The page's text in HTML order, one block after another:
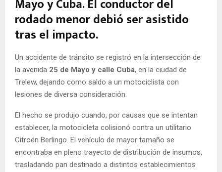
Mayo y Cuba. El conductor del
rodado menor debió ser asistido
tras el impacto.
Un accidente de tránsito se registró en la intersección de
la avenida 25 de Mayo y calle Cuba, en la ciudad de
Trelew, dejando como saldo a un motociclista con
lesiones de diversa consideración.
El hecho se produjo cuando, por causas que se intentan
establecer, la motocicleta colisionó contra un utilitario
Citroën Berlingo. El vehículo de mayor tamaño se
encontraba en pleno trayecto de distribución de insumos,
trasladando pan destinado a distintos establecimientos